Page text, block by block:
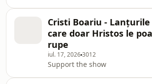
Cristi Boariu - Lanțurile
care doar Hristos le
rupe
iul. 17, 20263012
Support the show